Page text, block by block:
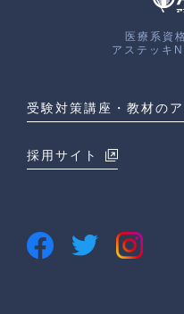
医療系資
アステッキ
受験対策講座・教材の
採用サイト